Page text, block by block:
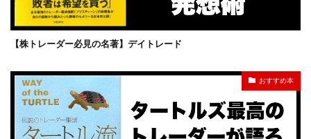
【株トレーダー必見の名著】デイトレード
おすすめ本